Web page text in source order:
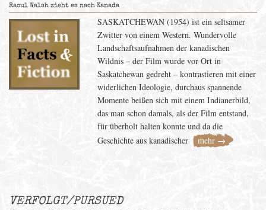
Raoul Walsh zieht es nach Kanada
SASKATCHEWAN (1954) ist ein seltsamer
Zwitter von einem Western. Wundervolle
Landschaftsaufnahmen der kanadischen
Wildnis – der Film wurde vor Ort in
Saskatchewan gedreht – kontrastieren mit einer
widerlichen Ideologie, durchaus spannende
Momente beißen sich mit einem Indianerbild,
das man schon damals, als der Film entstand,
für überholt halten konnte und da die
Geschichte aus kanadischer
mehr →
VERFOLGT/PURSUED